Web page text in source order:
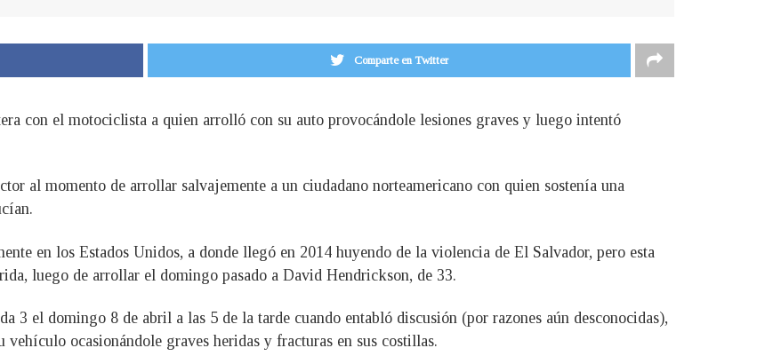
Comparte en Twitter
con el motociclista a quien arrolló con su auto provocándole lesiones graves y luego intentó
al momento de arrollar salvajemente a un ciudadano norteamericano con quien sostenía una
en los Estados Unidos, a donde llegó en 2014 huyendo de la violencia de El Salvador, pero esta
luego de arrollar el domingo pasado a David Hendrickson, de 33.
3 el domingo 8 de abril a las 5 de la tarde cuando entabló discusión (por razones aún desconocidas),
ocasionándole graves heridas y fracturas en sus costillas.